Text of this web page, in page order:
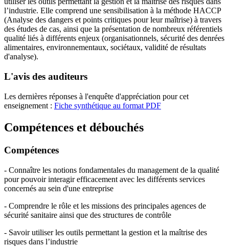
l’industrie. Elle comprend une sensibilisation à la méthode HACCP
(Analyse des dangers et points critiques pour leur maîtrise) à travers
des études de cas, ainsi que la présentation de nombreux référentiels
qualité liés à différents enjeux (organisationnels, sécurité des denrées
alimentaires, environnementaux, sociétaux, validité de résultats
d'analyse).
L'avis des auditeurs
Les dernières réponses à l'enquête d'appréciation pour cet
enseignement : Fiche synthétique au format PDF
Compétences et débouchés
Compétences
- Connaître les notions fondamentales du management de la qualité
pour pouvoir interagir efficacement avec les différents services
concernés au sein d'une entreprise
- Comprendre le rôle et les missions des principales agences de
sécurité sanitaire ainsi que des structures de contrôle
- Savoir utiliser les outils permettant la gestion et la maîtrise des
risques dans l’industrie